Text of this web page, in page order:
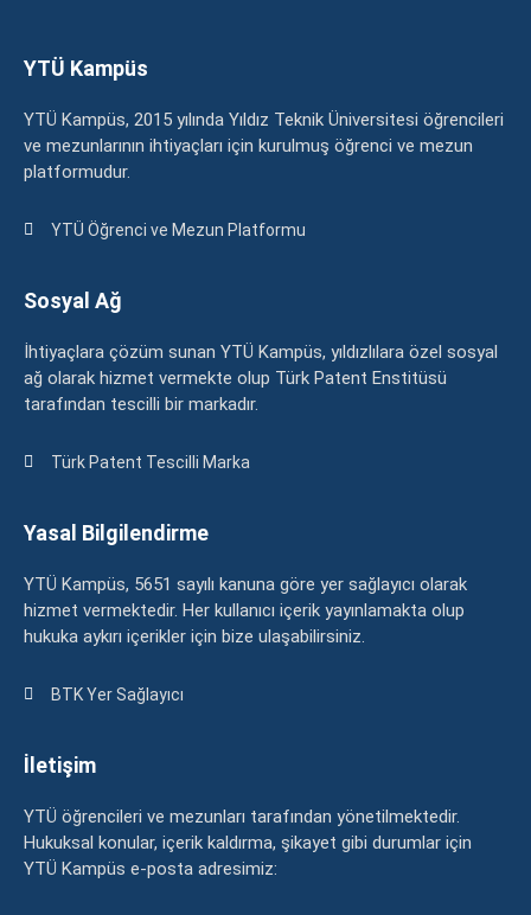
YTÜ Kampüs
YTÜ Kampüs, 2015 yılında Yıldız Teknik Üniversitesi öğrencileri
ve mezunlarının ihtiyaçları için kurulmuş öğrenci ve mezun
platformudur.
YTÜ Öğrenci ve Mezun Platformu
Sosyal Ağ
İhtiyaçlara çözüm sunan YTÜ Kampüs, yıldızlılara özel sosyal
ağ olarak hizmet vermekte olup Türk Patent Enstitüsü
tarafından tescilli bir markadır.
Türk Patent Tescilli Marka
Yasal Bilgilendirme
YTÜ Kampüs, 5651 sayılı kanuna göre yer sağlayıcı olarak
hizmet vermektedir. Her kullanıcı içerik yayınlamakta olup
hukuka aykırı içerikler için bize ulaşabilirsiniz.
BTK Yer Sağlayıcı
İletişim
YTÜ öğrencileri ve mezunları tarafından yönetilmektedir.
Hukuksal konular, içerik kaldırma, şikayet gibi durumlar için
YTÜ Kampüs e-posta adresimiz: